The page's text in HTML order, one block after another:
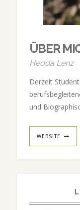
ÜBER
Hedda Lenz
Derzeit
und
WEBSITE